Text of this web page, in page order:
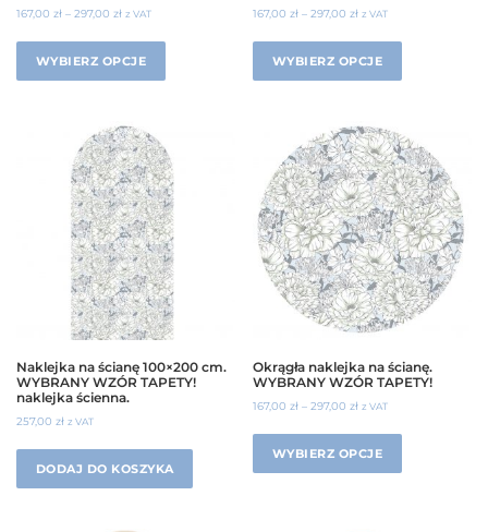
167,00 zł – 297,00 zł z VAT
WYBIERZ OPCJE
167,00zł –297,00zł z VAT
WYBIERZ OPCJE
Naklejka na ścianę 100×200 cm.
WYBRANY WZÓR TAPETY!
naklejka ścienna.
257,00 zł z VAT
DODAJ DO KOSZYKA
Okrągła naklejka na ścianę.
WYBRANY WZÓR TAPETY!
167,00zł –297,00zł z VAT
WYBIERZ OPCJE